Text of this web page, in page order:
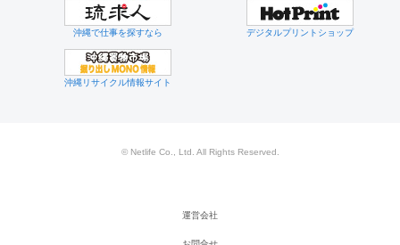
沖縄で仕事を探すなら デジタルプリントショップ
沖縄リサイクル情報サイト
© Netlife Co., Ltd. All Rights Reserved.
運営会社